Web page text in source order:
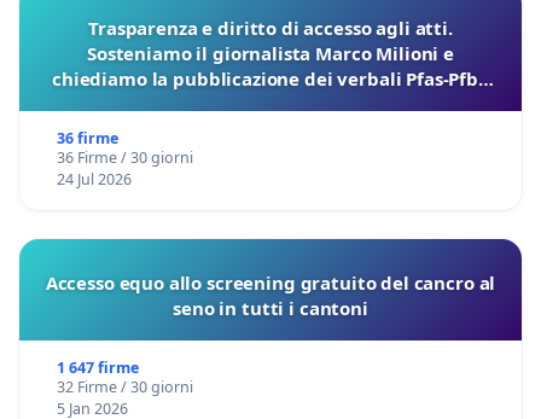
Trasparenza e diritto di accesso agli atti.
Sosteniamo il giornalista Marco Milioni e
chiediamo la pubblicazione dei verbali Pfas-Pfba
36 firme
36 Firme / 30 giorni
24 Jul 2026
Accesso equo allo screening gratuito del cancro al
seno in tutti i cantoni
1 647 firme
32 Firme / 30 giorni
5 Jan 2026